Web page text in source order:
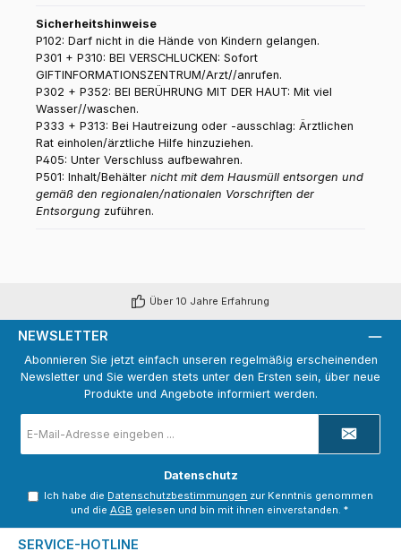
Sicherheitshinweise
P102: Darf nicht in die Hände von Kindern gelangen.
P301 + P310: BEI VERSCHLUCKEN: Sofort
GIFTINFORMATIONSZENTRUM/Arzt//anrufen.
P302 + P352: BEI BERÜHRUNG MIT DER HAUT: Mit viel
Wasser//waschen.
P333 + P313: Bei Hautreizung oder -ausschlag: Ärztlichen
Rat einholen/ärztliche Hilfe hinzuziehen.
P405: Unter Verschluss aufbewahren.
P501: Inhalt/Behälter nicht mit dem Hausmüll entsorgen und
gemäß den regionalen/nationalen Vorschriften der
Entsorgung zuführen.
Über 10 Jahre Erfahrung
NEWSLETTER
Abonnieren Sie jetzt einfach unseren regelmäßig erscheinenden
Newsletter und Sie werden stets unter den Ersten sein, über neue
Produkte und Angebote informiert werden.
Mail-
Adresse
Datenschutz
Ich habe die Datenschutzbestimmungen zur Kenntnis genommen
und die AGB gelesen und bin mit ihnen einverstanden. *
SERVICE-HOTLINE